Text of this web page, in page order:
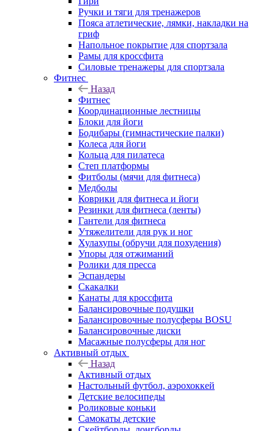
Ручки и тяги для тренажеров
Пояса атлетические, лямки, накладки на
гриф
Напольное покрытие для спортзала
Рамы для кроссфита
Силовые тренажеры для спортзала
Фитнес
Назад
Фитнес
Координационные лестницы
Блоки для йоги
Бодибары (гимнастические палки)
Колеса для йоги
Кольца для пилатеса
Степ платформы
Фитболы (мячи для фитнеса)
Медболы
Коврики для фитнеса и йоги
Резинки для фитнеса (ленты)
Гантели для фитнеса
Утяжелители для рук и ног
Хулахупы (обручи для похудения)
Упоры для отжиманий
Ролики для пресса
Эспандеры
Скакалки
Канаты для кроссфита
Балансировочные подушки
Балансировочные полусферы BOSU
Балансировочные диски
Масажные полусферы для ног
Активный отдых
Назад
Активный отдых
Настольный футбол, аэрохоккей
Детские велосипеды
Роликовые коньки
Самокаты детские